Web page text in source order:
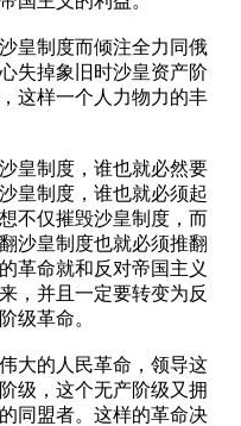
皇制度而倾注全力同俄
失掉象旧时沙皇资产阶
这样一个人力物力的丰
皇制度，谁也就必然要
皇制度，谁也就必须起
不仅摧毁沙皇制度，而
沙皇制度也就必须推翻
革命就和反对帝国主义
，并且一定要转变为反
阶级革命。
大的人民革命，领导这
级，这个无产阶级又拥
同盟者。这样的革命决